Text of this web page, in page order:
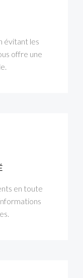
évitant les
offre une
en toute